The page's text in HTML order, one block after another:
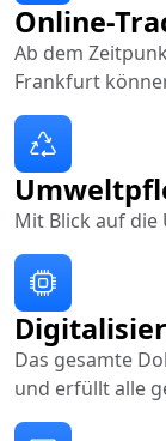
Online-
Ab dem
Frankfurt
Das gesamte
und erfüllt alle
Mit Blick auf